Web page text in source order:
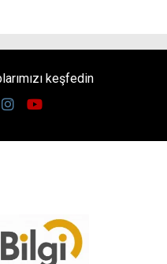
keşfedin